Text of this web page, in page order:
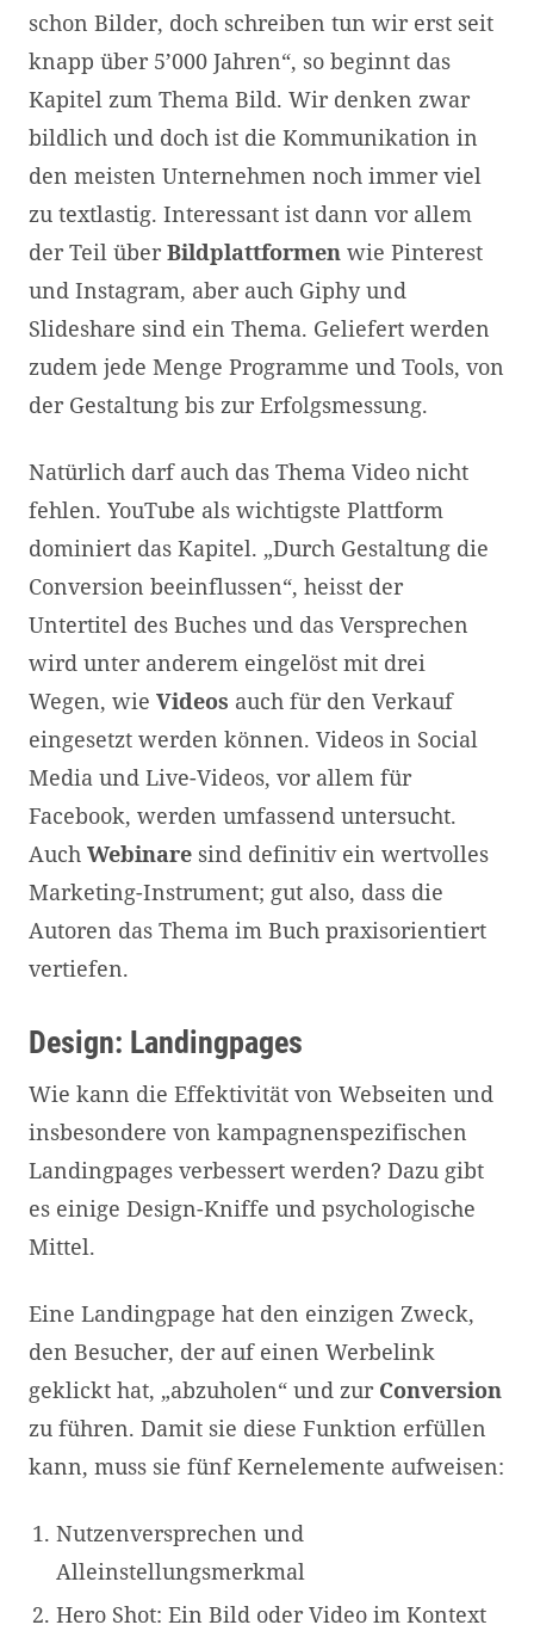
schon Bilder, doch schreiben tun wir erst seit
knapp über 5’000 Jahren“, so beginnt das
Kapitel zum Thema Bild. Wir denken zwar
bildlich und doch ist die Kommunikation in
den meisten Unternehmen noch immer viel
zu textlastig. Interessant ist dann vor allem
der Teil überBildplattformen wie Pinterest
und Instagram, aber auch Giphy und
Slideshare sind ein Thema. Geliefert werden
zudem jede Menge Programme und Tools, von
der Gestaltung bis zur Erfolgsmessung.
Natürlich darf auch das Thema Video nicht
fehlen. YouTube als wichtigste Plattform
dominiert das Kapitel. „Durch Gestaltung die
Conversion beeinflussen“, heisst der
Untertitel des Buches und das Versprechen
wird unter anderem eingelöst mit drei
Wegen, wie Videos auch für den Verkauf
eingesetzt werden können. Videos in Social
Media und Live-Videos, vor allem für
Facebook, werden umfassend untersucht.
Auch Webinare sind definitiv ein wertvolles
Marketing-Instrument; gut also, dass die
Autoren das Thema im Buch praxisorientiert
vertiefen.
Design: Landingpages
Wie kann die Effektivität von Webseiten und
insbesondere von kampagnenspezifischen
Landingpages verbessert werden? Dazu gibt
es einige Design-Kniffe und psychologische
Mittel.
Eine Landingpage hat den einzigen Zweck,
den Besucher, der auf einen Werbelink
geklickt hat, „abzuholen“ und zur Conversion
zu führen. Damit sie diese Funktion erfüllen
kann, muss sie fünf Kernelemente aufweisen:
Nutzenversprechen und
Alleinstellungsmerkmal
Hero Shot: Ein Bild oder Video im Kontext